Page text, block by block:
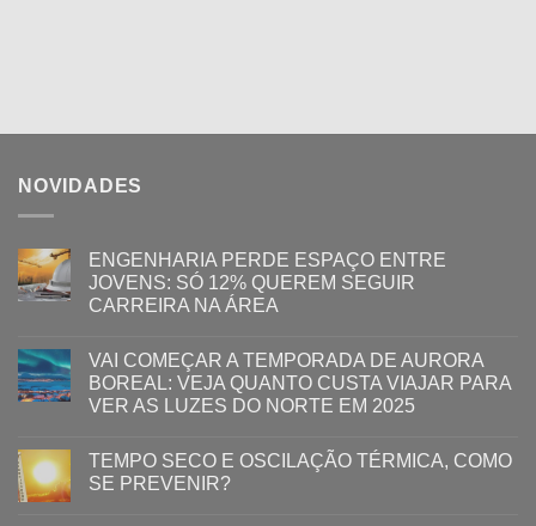
NOVIDADES
ENGENHARIA PERDE ESPAÇO ENTRE
JOVENS: SÓ 12% QUEREM SEGUIR
CARREIRA NA ÁREA
VAI COMEÇAR A TEMPORADA DE AURORA
BOREAL: VEJA QUANTO CUSTA VIAJAR PARA
VER AS LUZES DO NORTE EM 2025
TEMPO SECO E OSCILAÇÃO TÉRMICA, COMO
SE PREVENIR?